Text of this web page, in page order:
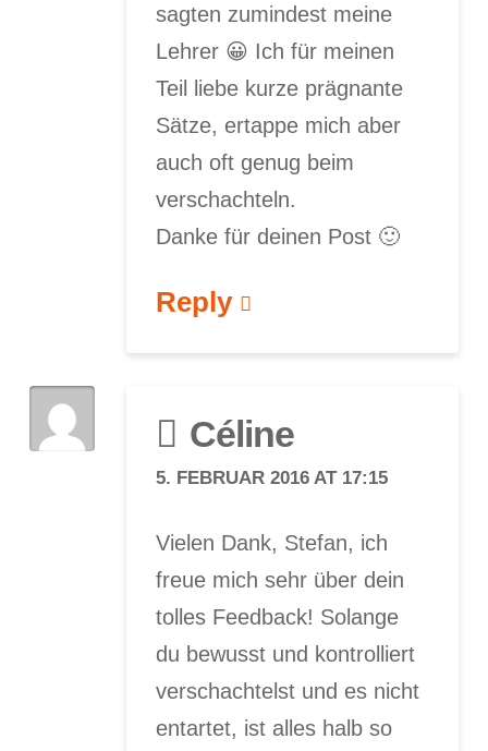
sagten zumindest meine
Lehrer 😀 Ich für meinen
Teil liebe kurze prägnante
Sätze, ertappe mich aber
auch oft genug beim
verschachteln.
Danke für deinen Post 🙂
Reply
Céline
5. FEBRUAR 2016 AT 17:15
Vielen Dank, Stefan, ich
freue mich sehr über dein
tolles Feedback! Solange
du bewusst und kontrolliert
verschachtelst und es nicht
entartet, ist alles halb so